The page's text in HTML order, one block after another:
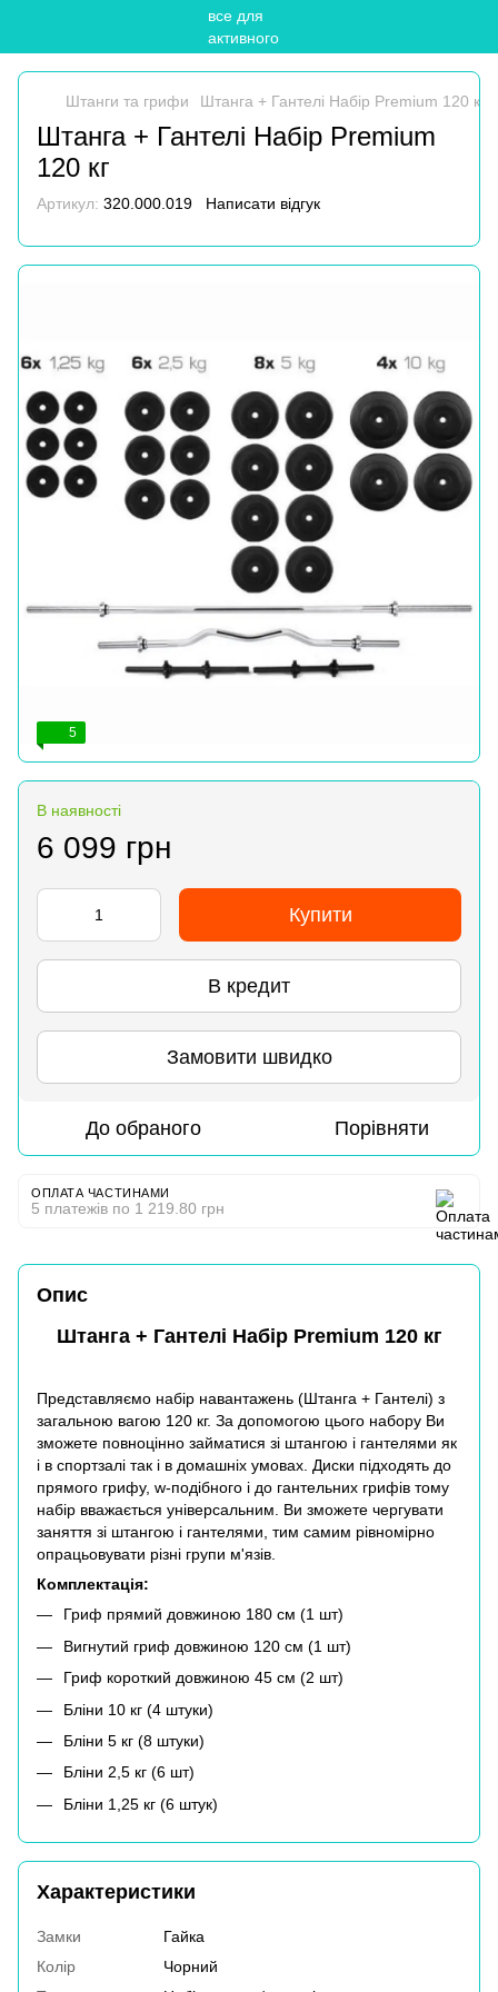
Штанги та грифи Штанга + Гантелі Набір Premium 120 кг
Штанга + Гантелі Набір Premium
120 кг
Артикул: 320.000.019 Написати відгук
5
В наявності
6 099 грн
Купити
В кредит
Замовити швидко
До обраного Порівняти
ОПЛАТА ЧАСТИНАМИ
5 платежів по 1 219.80 грн
Опис
Штанга + Гантелі Набір Premium 120 кг
Представляємо набір навантажень (Штанга + Гантелі) з
загальною вагою 120 кг. За допомогою цього набору Ви
зможете повноцінно займатися зі штангою і гантелями як
і в спортзалі так і в домашніх умовах. Диски підходять до
прямого грифу, w-подібного і до гантельних грифів тому
набір вважається універсальним. Ви зможете чергувати
заняття зі штангою і гантелями, тим самим рівномірно
опрацьовувати різні групи м'язів.
Комплектація:
Гриф прямий довжиною 180 см (1 шт)
Вигнутий гриф довжиною 120 см (1 шт)
Гриф короткий довжиною 45 см (2 шт)
Бліни 10 кг (4 штуки)
Бліни 5 кг (8 штуки)
Бліни 2,5 кг (6 шт)
Бліни 1,25 кг (6 штук)
Характеристики
Замки
Гайка
Колір
Чорний